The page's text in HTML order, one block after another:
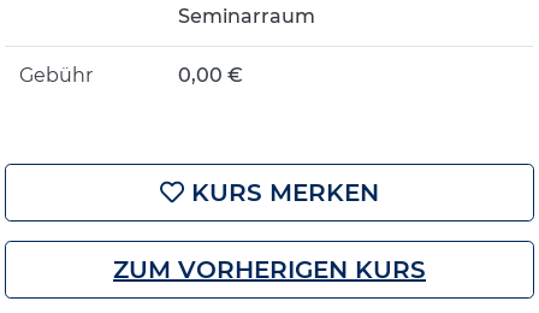
Seminarraum
Gebühr 0,00 €
KURS MERKEN
ZUM VORHERIGEN KURS